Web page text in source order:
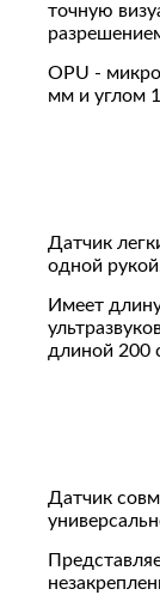
точную
OPU -
мм и углом
Датчик
одной
Имеет
длиной 200
Датчик